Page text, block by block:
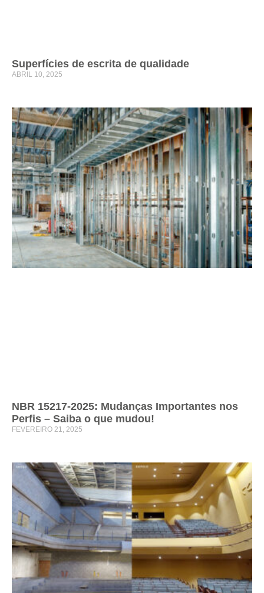
Superfícies de escrita de qualidade
ABRIL 10, 2025
NBR 15217-2025: Mudanças Importantes nos
Perfis – Saiba o que mudou!
FEVEREIRO 21, 2025